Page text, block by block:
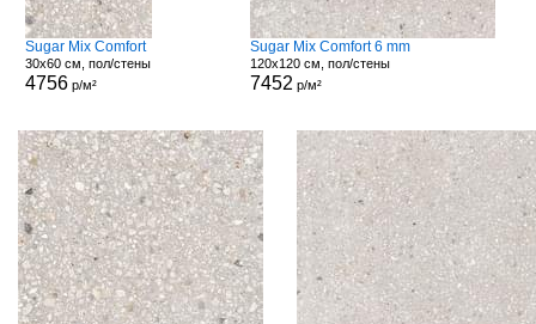
Sugar Mix Comfort
30x60 см, пол/стены
4756р/м²
Sugar Mix Comfort 6 mm
120x120 см, пол/стены
7452 р/м²